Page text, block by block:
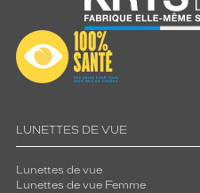
LUNETTES DE VUE
Lunettes de vue
Lunettes de vue Femme